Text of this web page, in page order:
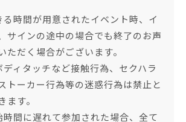
る時間が用意されたイベント時、イ
サインの途中の場合でも終了のお声
ただく場合がございます。
ィタッチなど接触行為、セクハラ
トーカー行為等の迷惑行為は禁止と
ます。
時間に遅れて参加された場合、全て